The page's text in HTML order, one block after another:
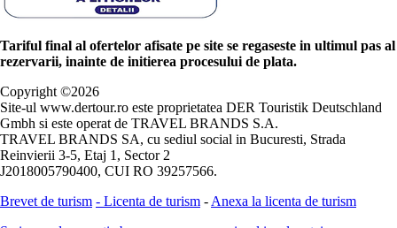
Tariful final al ofertelor afisate pe site se regaseste in ultimul pas al
rezervarii, inainte de initierea procesului de plata.
Copyright ©2026
Site-ul www.dertour.ro este proprietatea DER Touristik Deutschland
Gmbh si este operat de TRAVEL BRANDS S.A.
TRAVEL BRANDS SA, cu sediul social in Bucuresti, Strada
Reinvierii 3-5, Etaj 1, Sector 2
J2018005790400, CUI RO 39257566.
Brevet de turism - Licenta de turism - Anexa la licenta de turism